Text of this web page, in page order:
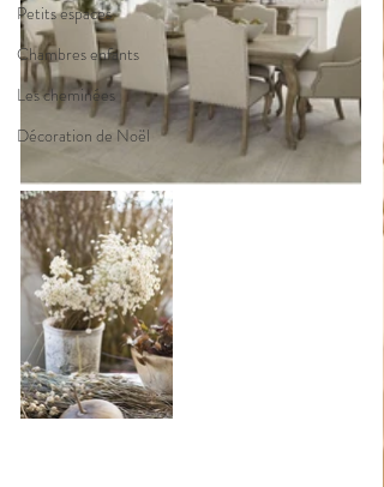
Petits espaces
Chambres enfants
Les cheminées
Décoration de Noël